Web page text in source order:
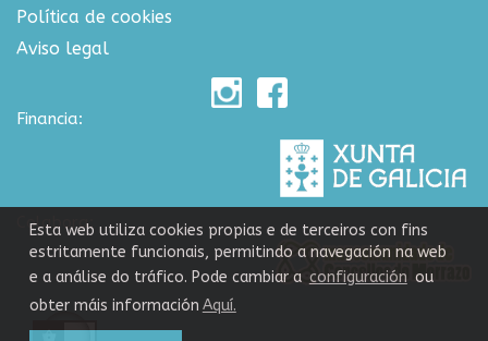
Política de cookies
Aviso legal
Financia:
Colabora:
Esta web utiliza cookies propias e de terceiros con fins
estritamente funcionais, permitindo a navegación na web
e a análise do tráfico. Pode cambiar a configuración ou
obter máis información Aquí.